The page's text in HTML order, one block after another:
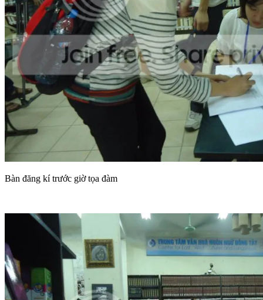
Bàn đăng kí trước giờ tọa đàm